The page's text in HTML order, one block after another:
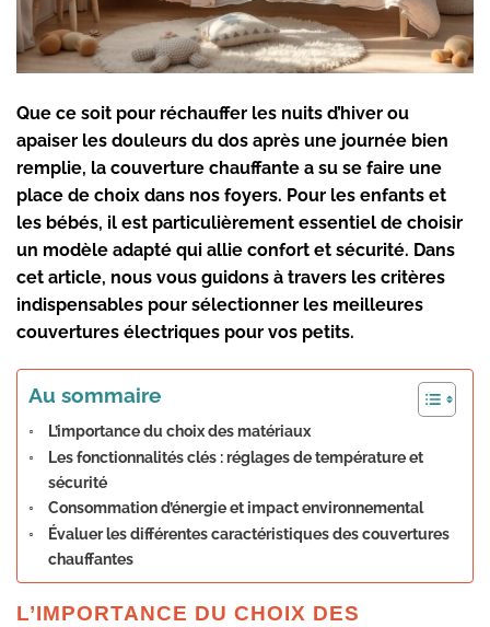
Que ce soit pour réchauffer les nuits d’hiver ou
apaiser les douleurs du dos après une journée bien
remplie, la couverture chauffante a su se faire une
place de choix dans nos foyers. Pour les enfants et
les bébés, il est particulièrement essentiel de choisir
un modèle adapté qui allie confort et sécurité. Dans
cet article, nous vous guidons à travers les critères
indispensables pour sélectionner les meilleures
couvertures électriques pour vos petits.
Au sommaire
L’importance du choix des matériaux
Les fonctionnalités clés : réglages de température et
sécurité
Consommation d’énergie et impact environnemental
Évaluer les différentes caractéristiques des couvertures
chauffantes
L’IMPORTANCE DU CHOIX DES